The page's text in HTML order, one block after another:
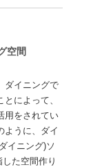
空間
ダイニングで
によって、
用をされてい
ように、ダイ
イニング)ソ
た空間作り